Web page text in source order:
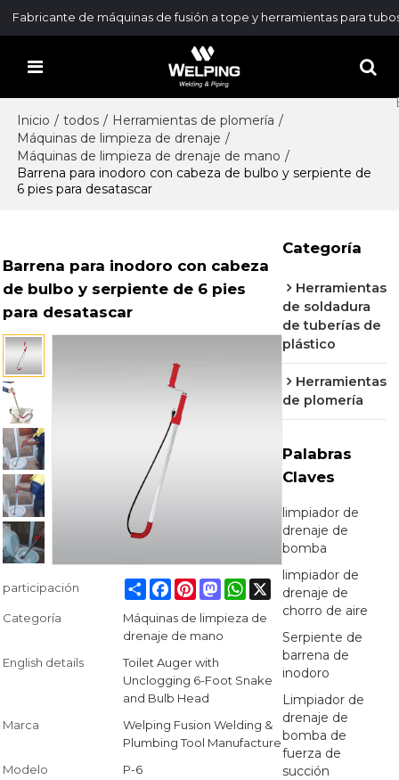
Fabricante de máquinas de fusión a tope y herramientas para
Inicio / todos / Herramientas de plomería /
Máquinas de limpieza de drenaje /
Máquinas de limpieza de drenaje de mano /
Barrena para inodoro con cabeza de bulbo y serpiente de
6 pies para desatascar
Categoría
Herramientas
de soldadura
de tuberías de
plástico
Herramientas
de plomería
Palabras
Claves
limpiador de
drenaje de
bomba
limpiador de
drenaje de
chorro de aire
Serpiente de
barrena de
inodoro
Limpiador de
drenaje de
bomba de
fuerza de
succión
Barrena para inodoro con cabeza
de bulbo y serpiente de 6 pies
para desatascar
participación ShareFacebook
PinterestMastodonWhatsApp
Categoría
Máquinas de limpieza de
drenaje de mano
English details
Toilet Auger with
Unclogging 6-Foot Snake
and Bulb Head
Marca
Welping Fusion Welding &
Plumbing Tool Manufacture
Modelo
P-6